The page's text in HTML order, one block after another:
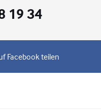
19 34
Facebook teilen